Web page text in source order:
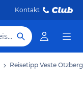
Kontakt
Hotel, Reiseziel
Reisetipp Veste Otzberg